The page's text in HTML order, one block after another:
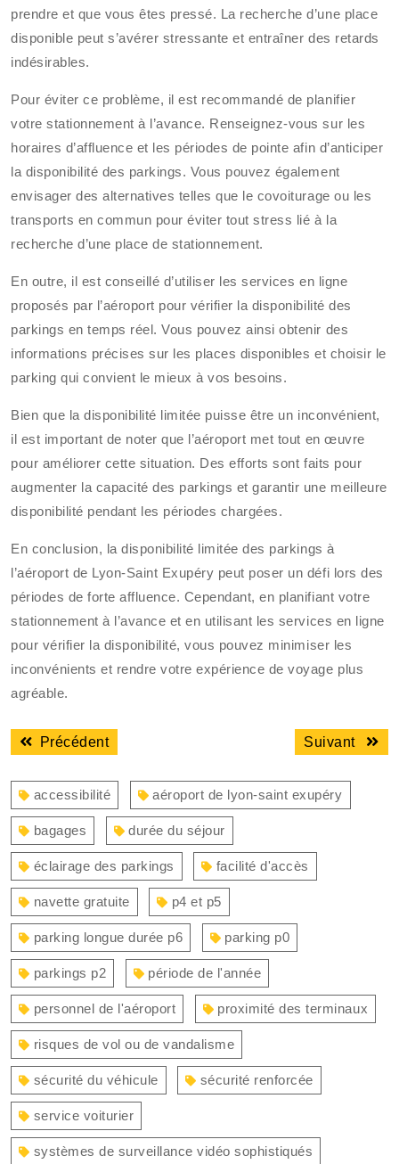
prendre et que vous êtes pressé. La recherche d’une place
disponible peut s’avérer stressante et entraîner des retards
indésirables.
Pour éviter ce problème, il est recommandé de planifier
votre stationnement à l’avance. Renseignez-vous sur les
horaires d’affluence et les périodes de pointe afin d’anticiper
la disponibilité des parkings. Vous pouvez également
envisager des alternatives telles que le covoiturage ou les
transports en commun pour éviter tout stress lié à la
recherche d’une place de stationnement.
En outre, il est conseillé d’utiliser les services en ligne
proposés par l’aéroport pour vérifier la disponibilité des
parkings en temps réel. Vous pouvez ainsi obtenir des
informations précises sur les places disponibles et choisir le
parking qui convient le mieux à vos besoins.
Bien que la disponibilité limitée puisse être un inconvénient,
il est important de noter que l’aéroport met tout en œuvre
pour améliorer cette situation. Des efforts sont faits pour
augmenter la capacité des parkings et garantir une meilleure
disponibilité pendant les périodes chargées.
En conclusion, la disponibilité limitée des parkings à
l’aéroport de Lyon-Saint Exupéry peut poser un défi lors des
périodes de forte affluence. Cependant, en planifiant votre
stationnement à l’avance et en utilisant les services en ligne
pour vérifier la disponibilité, vous pouvez minimiser les
inconvénients et rendre votre expérience de voyage plus
agréable.
Navigation
de
l’article
PrécédentArticle
:
Suivant
accessibilité aéroport de lyon-saint exupéry
bagages durée du séjour
éclairage des parkings facilité d'accès
navette gratuite p4 et p5
parking longue durée p6 parking p0
parkings p2 période de l'année
personnel de l'aéroport proximité des terminaux
risques de vol ou de vandalisme
sécurité du véhicule sécurité renforcée
service voiturier
systèmes de surveillance vidéo sophistiqués